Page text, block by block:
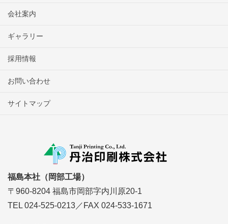
会社案内
ギャラリー
採用情報
お問い合わせ
サイトマップ
福島本社（岡部工場）
〒960-8204 福島市岡部字内川原20-1
TEL 024-525-0213／FAX 024-533-1671